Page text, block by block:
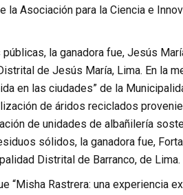
Asociación para la Ciencia e
la ganadora fue, Jesús
de Jesús María, Lima. En la
en las ciudades” de la
de áridos reciclados
de unidades de albañilería
sólidos, la ganadora fue,
Distrital de Barranco, de Lima.
“Misha Rastrera: una experiencia